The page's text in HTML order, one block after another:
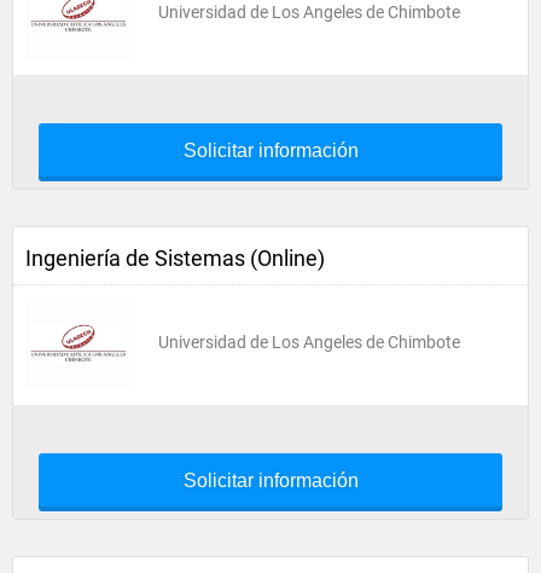
Universidad de Los Angeles de Chimbote
Solicitar información
Ingeniería de Sistemas (Online)
Universidad de Los Angeles de Chimbote
Solicitar información